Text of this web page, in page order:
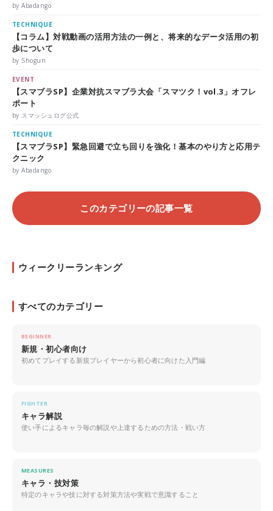
by Abadango
TECHNIQUE
【コラム】対戦動画の活用方法の一例と、将来的なデータ活用の初
歩について
by Shogun
EVENT
【スマブラSP】企業対抗スマブラ大会「スマツク！vol.3」オフレ
ポート
by スマッシュログ公式
TECHNIQUE
【スマブラSP】緊急回避で立ち回りを強化！基本のやり方と応用テ
クニック
by Abadango
このカテゴリーの記事一覧
ウィークリーランキング
すべてのカテゴリー
BEGINNER
新規・初心者向け
初めてプレイする新規プレイヤーから初心者に向けた入門編
FIGHTER
キャラ解説
使い手によるキャラ毎の解説や上達するための方法・戦い方
MEASURES
キャラ・技対策
特定のキャラや技に対する対策方法や実戦で意識すること